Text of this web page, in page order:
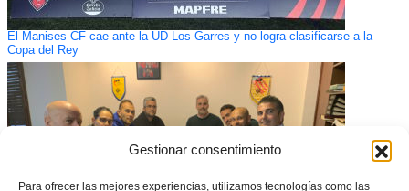
Gestionar consentimiento
Para ofrecer las mejores experiencias, utilizamos tecnologías como las
El Manises CF cae ante la UD Los Garres y no logra clasificarse a la
Copa del Rey